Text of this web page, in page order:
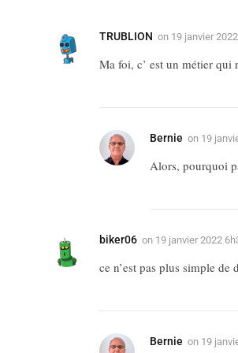
TRUBLION on 19 janvier
Ma foi, c’ est un métier qui
Bernie on 19
Alors, pourquoi
biker06 on 19 janvier 2022
ce n’est pas plus simple de
Bernie on 19